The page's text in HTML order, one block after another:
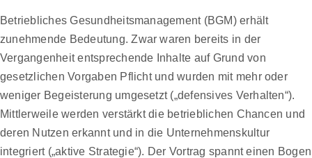
Betriebliches Gesundheitsmanagement (BGM) erhält
zunehmende Bedeutung. Zwar waren bereits in der
Vergangenheit entsprechende Inhalte auf Grund von
gesetzlichen Vorgaben Pflicht und wurden mit mehr oder
weniger Begeisterung umgesetzt („defensives Verhalten“).
Mittlerweile werden verstärkt die betrieblichen Chancen und
deren Nutzen erkannt und in die Unternehmenskultur
integriert („aktive Strategie“). Der Vortrag spannt einen Bogen